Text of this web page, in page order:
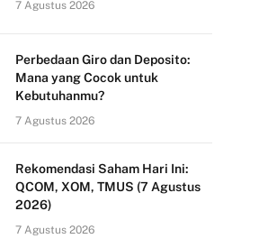
7 Agustus 2026
Perbedaan Giro dan Deposito:
Mana yang Cocok untuk
Kebutuhanmu?
7 Agustus 2026
Rekomendasi Saham Hari Ini:
QCOM, XOM, TMUS (7 Agustus
2026)
7 Agustus 2026